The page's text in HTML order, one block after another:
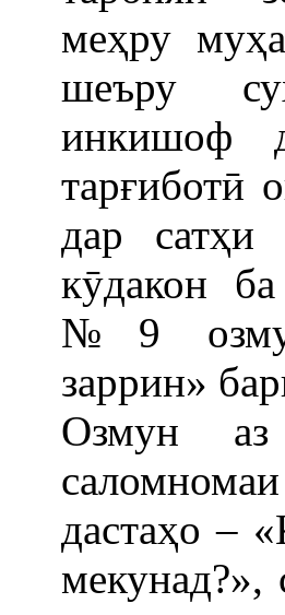
меҳру
шеъру
инкишоф
тарғиботӣ
дар сатҳи
кӯдакон
№9
заррин»
Озмун
дастаҳо –
мекунад?»,